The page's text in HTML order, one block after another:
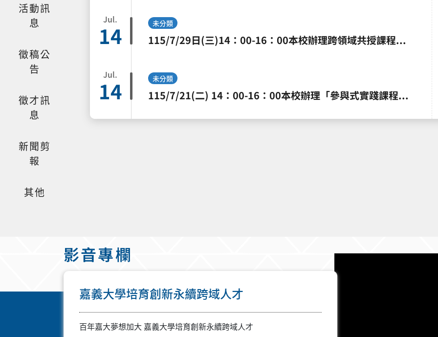
活動訊
息
徵稿公
告
徵才訊
息
新聞剪
報
其他
Jul.
14 未分類
115/7/29日(三)14：00-16：00本校辦理跨領域共授課程線上研習【作夥來授課：跨領域課程規劃與實例分享】，請踴躍報名。
Jul.
14 未分類
115/7/21(二) 14：00-16：00本校辦理「參與式實踐課程線上研習：參與式實踐課程設計與案例分享」，請踴躍報名。
影音專欄
嘉義大學培育創新永續跨域人才
百年嘉大夢想加大 嘉義大學培育創新永續跨域人才